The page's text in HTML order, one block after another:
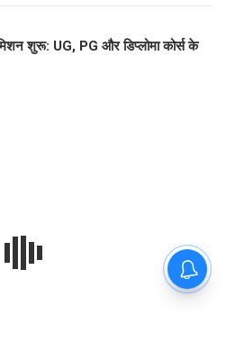
शुरू: UG, PG और डिप्लोमा कोर्स के